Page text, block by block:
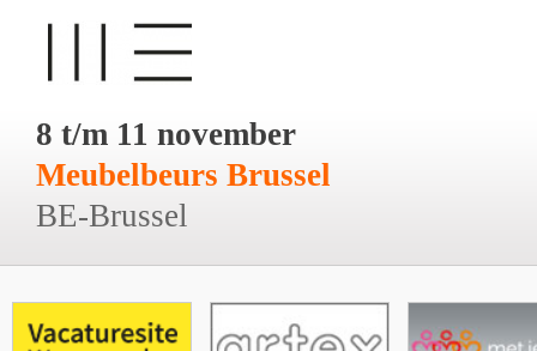
8 t/m 11 november
Meubelbeurs Brussel
BE-Brussel